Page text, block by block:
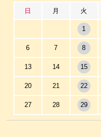
日 月 火
1
6 7 8
13 14 15
20 21 22
27 28 29